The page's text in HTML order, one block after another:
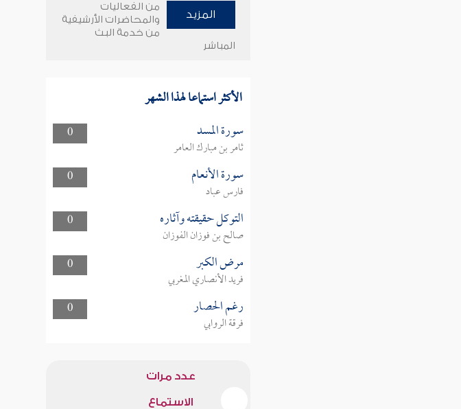
المزيد
من الفعاليات
والمحاضرات الأرشيفية
من خدمة البث
المباشر
الأكثر استماعا لهذا الشهر
0 سورة المسد
ثامر بن مبارك العامر
0
سورة الأنعام
فارس عباد
0
التوكل حقيقته وآثاره
صالح بن فوزان الفوزان
0
مرض الكبر
فريد الأنصاري المغربي
0
رغم الحصار
فرقة الروابي
عدد مرات
الاستماع